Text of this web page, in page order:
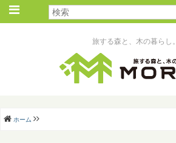
旅する森と、木の暮らし。
ホーム